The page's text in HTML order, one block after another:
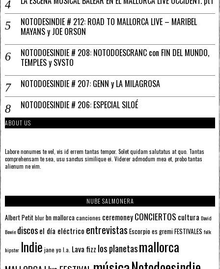
NOTODESINDIE # 212: ROAD TO MALLORCA LIVE – MARIBEL
MAYANS y JOE ORSON
NOTODOESINDIE # 208: NOTODOESCRANC con FIN DEL MUNDO,
TEMPLES y SVSTO
NOTODOESINDIE # 207: GENN y LA MILAGROSA
NOTODOESINDIE # 206: ESPECIAL SILOÉ
ABOUT US
Labore nonumes te vel, vis id errem tantas tempor. Solet quidam salutatus at quo. Tantas
comprehensam te sea, usu sanctus similique ei. Viderer admodum mea et, probo tantas
alienum ne vim.
NUBE SALMONERA
Albert Petitblurbn mallorcacanciones ceremoneyCONCIERTOS cultura David
Bowie discosel día eléctrico entrevistas Escorpioes gremiFESTIVALES folk
hipster Indie jane yo l.a. Lava fizz los planetasmallorca